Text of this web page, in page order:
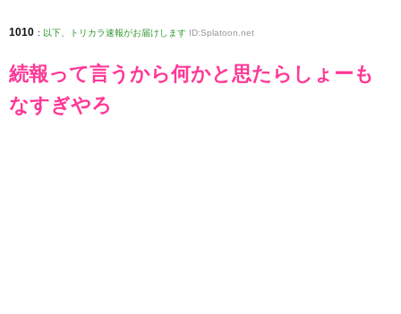
1010 : 以下、トリカラ速報がお届けします ID:Splatoon.net
続報って言うから何かと思たらしょーも
なすぎやろ